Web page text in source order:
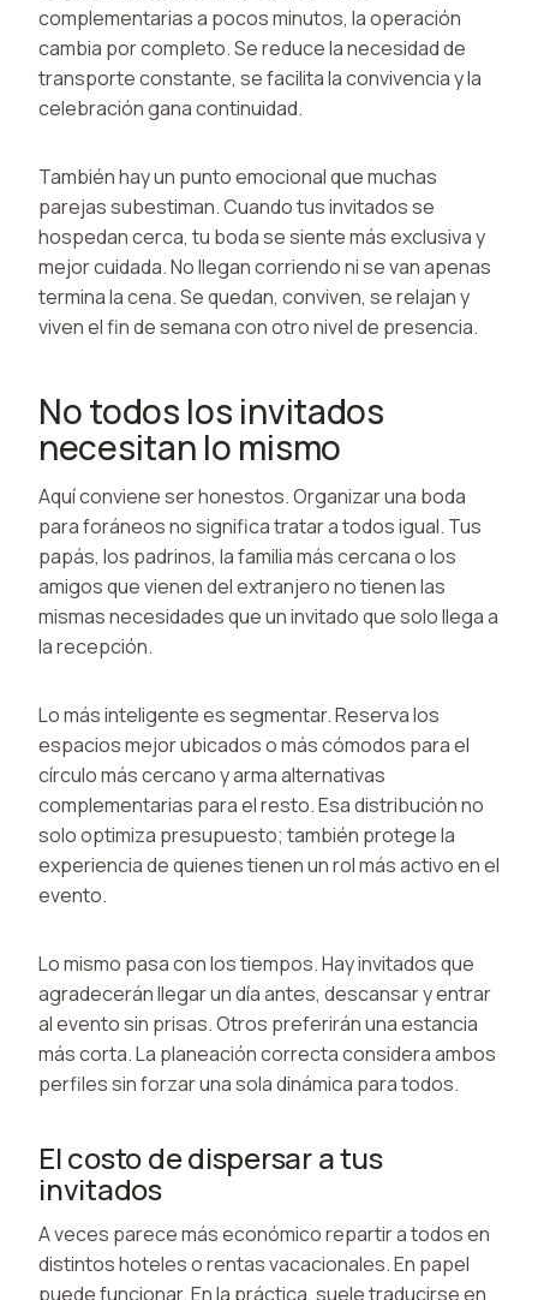
complementarias a pocos minutos, la operación
cambia por completo. Se reduce la necesidad de
transporte constante, se facilita la convivencia y la
celebración gana continuidad.
También hay un punto emocional que muchas
parejas subestiman. Cuando tus invitados se
hospedan cerca, tu boda se siente más exclusiva y
mejor cuidada. No llegan corriendo ni se van apenas
termina la cena. Se quedan, conviven, se relajan y
viven el fin de semana con otro nivel de presencia.
No todos los invitados
necesitan lo mismo
Aquí conviene ser honestos. Organizar una boda
para foráneos no significa tratar a todos igual. Tus
papás, los padrinos, la familia más cercana o los
amigos que vienen del extranjero no tienen las
mismas necesidades que un invitado que solo llega a
la recepción.
Lo más inteligente es segmentar. Reserva los
espacios mejor ubicados o más cómodos para el
círculo más cercano y arma alternativas
complementarias para el resto. Esa distribución no
solo optimiza presupuesto; también protege la
experiencia de quienes tienen un rol más activo en el
evento.
Lo mismo pasa con los tiempos. Hay invitados que
agradecerán llegar un día antes, descansar y entrar
al evento sin prisas. Otros preferirán una estancia
más corta. La planeación correcta considera ambos
perfiles sin forzar una sola dinámica para todos.
El costo de dispersar a tus
invitados
A veces parece más económico repartir a todos en
distintos hoteles o rentas vacacionales. En papel
puede funcionar. En la práctica, suele traducirse en